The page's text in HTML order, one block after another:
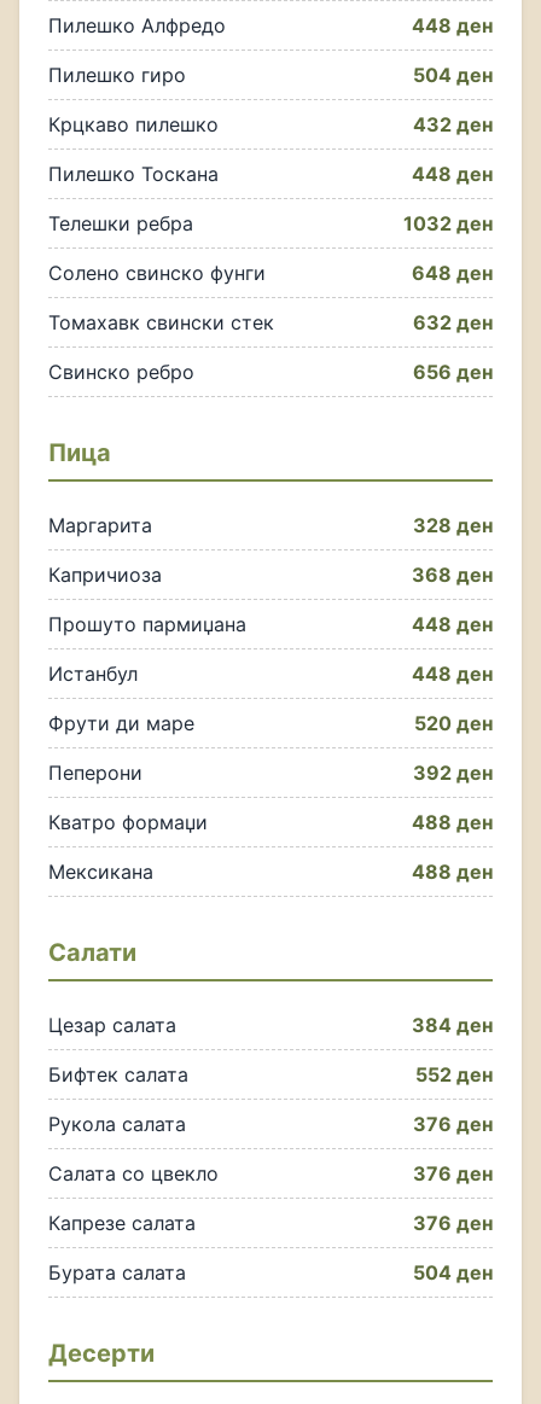
Пилешко Алфредо 448 ден
Пилешко гиро 504 ден
Крцкаво пилешко 432 ден
Пилешко Тоскана 448 ден
Телешки ребра 1032 ден
Солено свинско фунги 648 ден
Томахавк свински стек 632 ден
Свинско ребро 656 ден
Пица
Маргарита 328 ден
Капричиоза 368 ден
Прошуто пармиџана 448 ден
Истанбул 448 ден
Фрути ди маре 520 ден
Пеперони 392 ден
Кватро формаџи 488 ден
Мексикана 488 ден
Салати
Цезар салата 384 ден
Бифтек салата 552 ден
Рукола салата 376 ден
Салата со цвекло 376 ден
Капрезе салата 376 ден
Бурата салата 504 ден
Десерти